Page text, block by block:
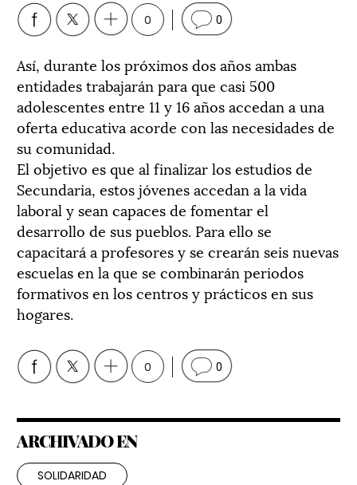
0 0
Así, durante los próximos dos años ambas
entidades trabajarán para que casi 500
adolescentes entre 11 y 16 años accedan a una
oferta educativa acorde con las necesidades de
su comunidad.
El objetivo es que al finalizar los estudios de
Secundaria, estos jóvenes accedan a la vida
laboral y sean capaces de fomentar el
desarrollo de sus pueblos. Para ello se
capacitará a profesores y se crearán seis nuevas
escuelas en la que se combinarán periodos
formativos en los centros y prácticos en sus
hogares.
0 0
ARCHIVADO EN
SOLIDARIDAD